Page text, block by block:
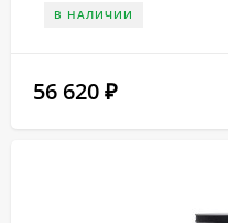
В НАЛИЧИИ
56 620 ₽